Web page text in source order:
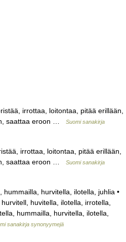
irrottaa, loitontaa, pitää erillään,
saattaa eroon …
Suomi sanakirja
irrottaa, loitontaa, pitää erillään,
saattaa eroon …
Suomi sanakirja
hummailla, hurvitella, ilotella, juhlia •
huvitella, ilotella, irrotella,
hummailla, hurvitella, ilotella,
sanakirja synonyymejä